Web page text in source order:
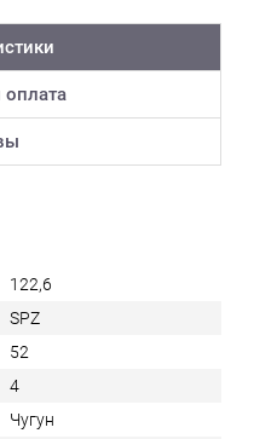
оплата
122,6
SPZ
52
4
Чугун